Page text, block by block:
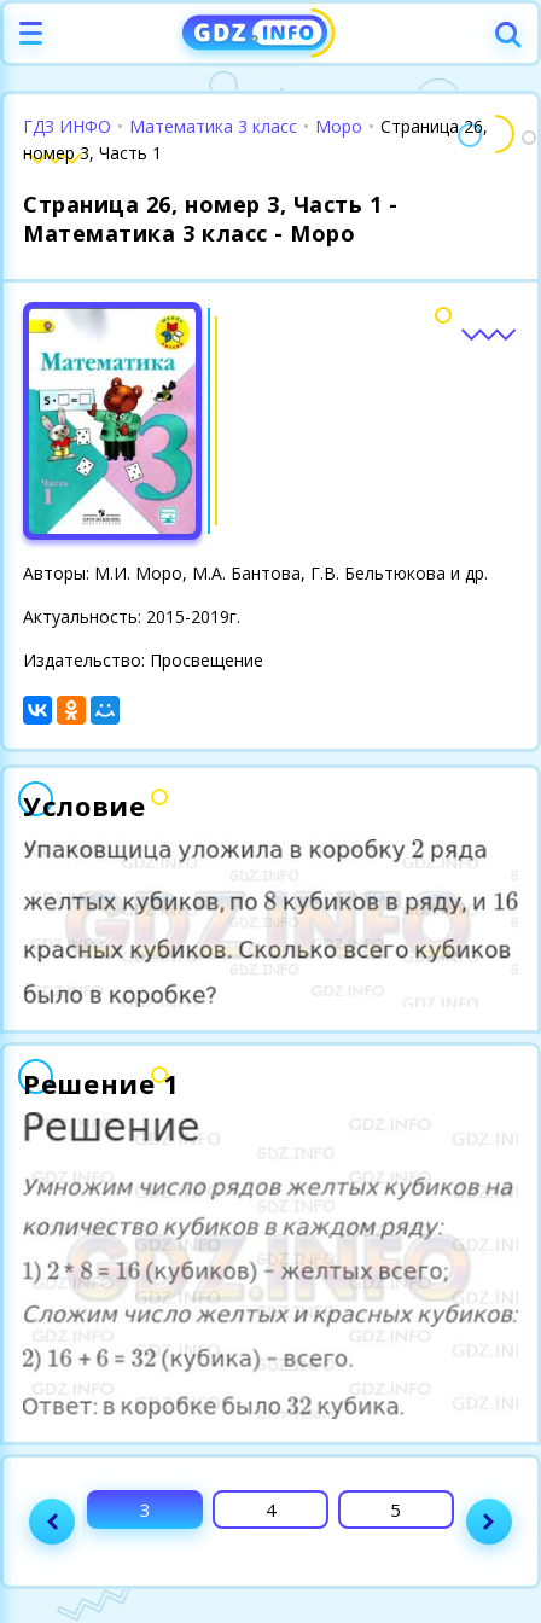
ГДЗ ИНФО • Математика 3 класс • Моро • Страница 26,
номер 3, Часть 1
Страница 26, номер 3, Часть 1 -
Математика 3 класс - Моро
Авторы: М.И. Моро, М.А. Бантова, Г.В. Бельтюкова и др.
Актуальность: 2015-2019г.
Издательство: Просвещение
Условие
Решение 1
3 4 5